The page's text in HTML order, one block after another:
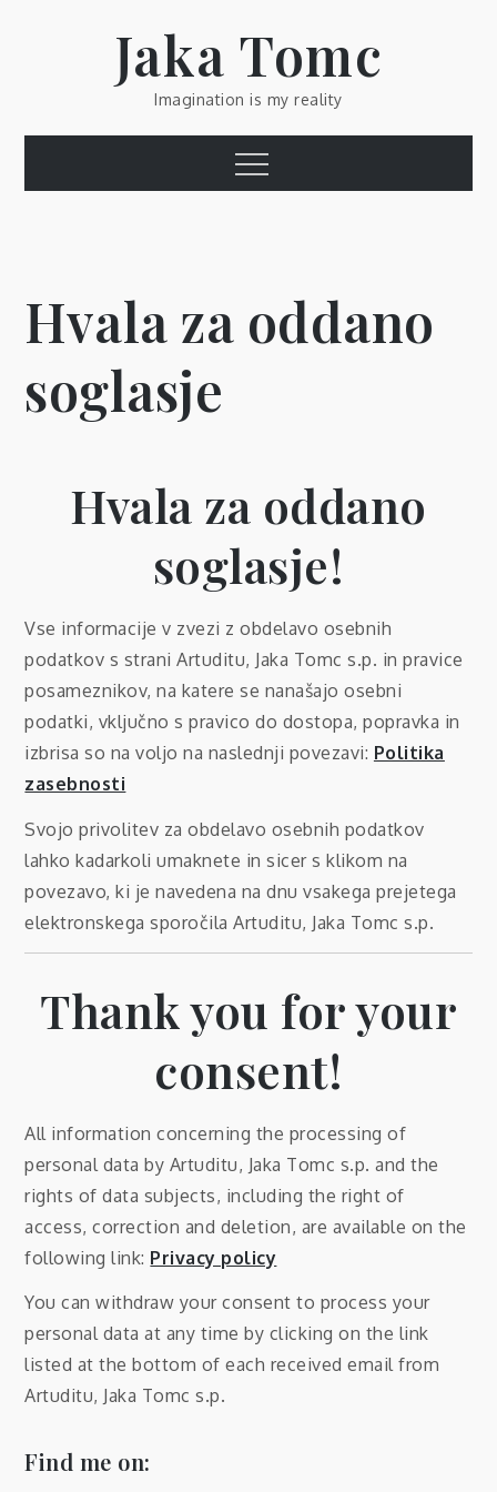
Jaka Tomc
Imagination is my reality
Menu
Hvala za oddano
soglasje
Hvala za oddano
soglasje!
Vse informacije v zvezi z obdelavo osebnih
podatkov s strani Artuditu, Jaka Tomc s.p. in pravice
posameznikov, na katere se nanašajo osebni
podatki, vključno s pravico do dostopa, popravka in
izbrisa so na voljo na naslednji povezavi: Politika
zasebnosti
Svojo privolitev za obdelavo osebnih podatkov
lahko kadarkoli umaknete in sicer s klikom na
povezavo, ki je navedena na dnu vsakega prejetega
elektronskega sporočila Artuditu, Jaka Tomc s.p.
Thank you for your
consent!
All information concerning the processing of
personal data by Artuditu, Jaka Tomc s.p. and the
rights of data subjects, including the right of
access, correction and deletion, are available on the
following link: Privacy policy
You can withdraw your consent to process your
personal data at any time by clicking on the link
listed at the bottom of each received email from
Artuditu, Jaka Tomc s.p.
Find me on: